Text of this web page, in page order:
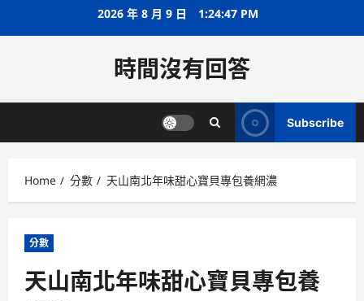
2026 年 8 月 9 日 1:24:48 PM
時間沒有回答
Subscribe
Home 分數 天山南北年味甜心寶貝專包養網濃
分數
天山南北年味甜心寶貝專包養